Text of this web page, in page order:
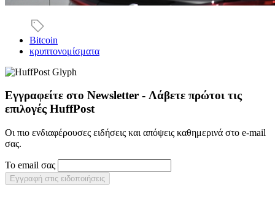
Bitcoin
κρυπτονομίσματα
Εγγραφείτε στο Newsletter - Λάβετε πρώτοι τις
επιλογές HuffPost
Οι πιο ενδιαφέρουσες ειδήσεις και απόψεις καθημερινά στο e-mail
σας.
Το email σας
Εγγραφή στις ειδοποιήσεις